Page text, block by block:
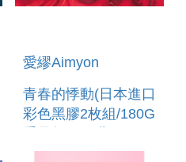
愛繆Aimyon
青春的悸動(日本進口
彩色黑膠2枚組/180G
12:00止)